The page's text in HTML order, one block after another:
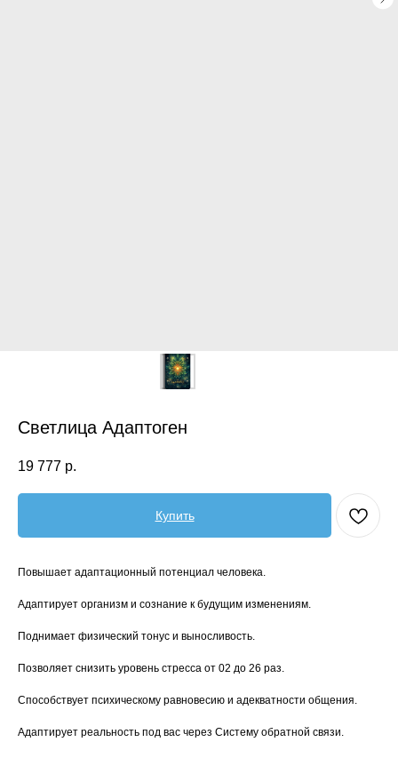
Светлица Адаптоген
19 777 р.
Купить
Повышает адаптационный потенциал человека.
Адаптирует организм и сознание к будущим изменениям.
Поднимает физический тонус и выносливость.
Позволяет снизить уровень стресса от 02 до 26 раз.
Способствует психическому равновесию и адекватности общения.
Адаптирует реальность под вас через Систему обратной связи.